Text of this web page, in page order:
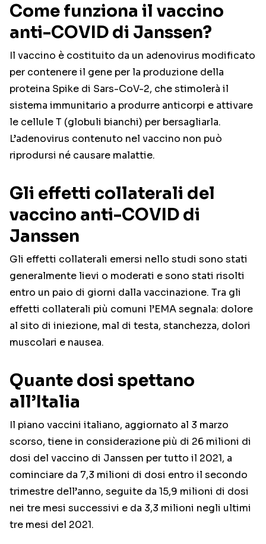
Come funziona il vaccino
anti-COVID di Janssen?
Il vaccino è costituito da un adenovirus modificato
per contenere il gene per la produzione della
proteina Spike di Sars-CoV-2, che stimolerà il
sistema immunitario a produrre anticorpi e attivare
le cellule T (globuli bianchi) per bersagliarla.
L’adenovirus contenuto nel vaccino non può
riprodursi né causare malattie.
Gli effetti collaterali del
vaccino anti-COVID di
Janssen
Gli effetti collaterali emersi nello studi sono stati
generalmente lievi o moderati e sono stati risolti
entro un paio di giorni dalla vaccinazione. Tra gli
effetti collaterali più comuni l’EMA segnala: dolore
al sito di iniezione, mal di testa, stanchezza, dolori
muscolari e nausea.
Quante dosi spettano
all’Italia
Il piano vaccini italiano, aggiornato al 3 marzo
scorso, tiene in considerazione più di 26 milioni di
dosi del vaccino di Janssen per tutto il 2021, a
cominciare da 7,3 milioni di dosi entro il secondo
trimestre dell’anno, seguite da 15,9 milioni di dosi
nei tre mesi successivi e da 3,3 milioni negli ultimi
tre mesi del 2021.